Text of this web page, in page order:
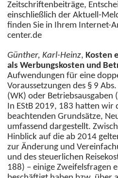
Zeitschriftenbeiträge,
einschließlich der Aktuell-
finden Sie in Ihrem Internet-
center.de
Günther, Karl-Heinz, Kosten
als Werbungskosten und
Aufwendungen für eine
Voraussetzungen des § 9
(WK) oder Betriebsausgaben
In EStB 2019, 183 hatten wir
beachtenden Grundsätze,
umfassend dargestellt.
Hinblick auf die ab 2014
zur Änderung und
und des steuerlichen
188) – einige Zweifelsfragen